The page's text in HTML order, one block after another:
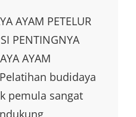
AYAM PETELUR
PENTINGNYA
AYAM
Pelatihan budidaya
pemula sangat